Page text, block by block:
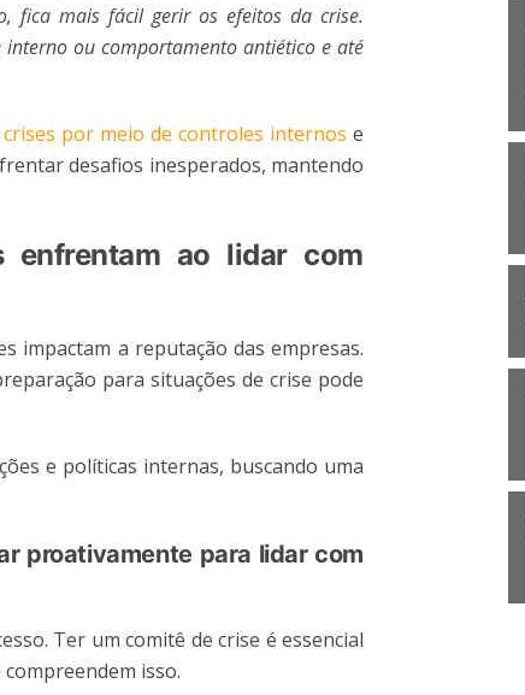
fica mais fácil gerir os efeitos da crise.
ou comportamento antiético e até
por meio de controles internos e
desafios inesperados, mantendo
enfrentam ao lidar com
impactam a reputação das empresas.
para situações de crise pode
e políticas internas, buscando uma
proativamente para lidar com
Ter um comitê de crise é essencial
compreendem isso.